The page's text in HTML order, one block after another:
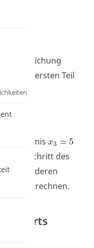
der Gleichung
den ersten Teil
.
Schritt des
die anderen
ausrechnen.